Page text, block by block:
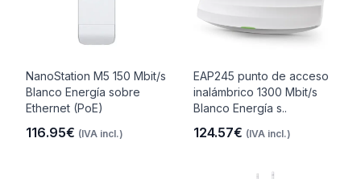
NanoStation M5 150 Mbit/s
Blanco Energía sobre
Ethernet (PoE)
116.95€ (IVA incl.)
EAP245 punto de acceso
inalámbrico 1300 Mbit/s
Blanco Energía s..
124.57€ (IVA incl.)